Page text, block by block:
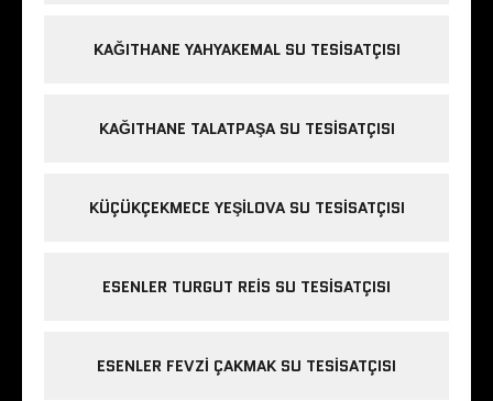
KAĞITHANE YAHYAKEMAL SU TESISATÇISI
KAĞITHANE TALATPAŞA SU TESISATÇISI
KÜÇÜKÇEKMECE YEŞILOVA SU TESISATÇISI
ESENLER TURGUT REIS SU TESISATÇISI
ESENLER FEVZI ÇAKMAK SU TESISATÇISI